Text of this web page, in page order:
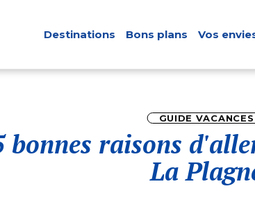
Destinations Bons plans Vos
GUIDE VACANCES
bonnes raisons
La